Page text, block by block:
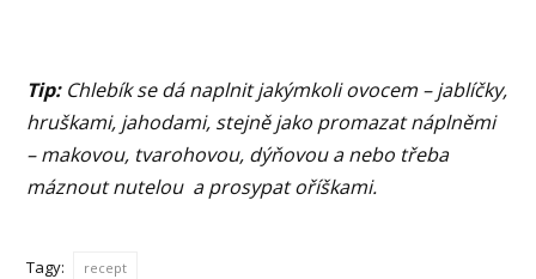
Tip:Chlebík se dá naplnit jakýmkoli ovocem – jablíčky,
hruškami, jahodami, stejně jako promazat náplněmi
– makovou, tvarohovou, dýňovou a nebo třeba
máznout nutelou a prosypat oříškami.
Tagy: recept